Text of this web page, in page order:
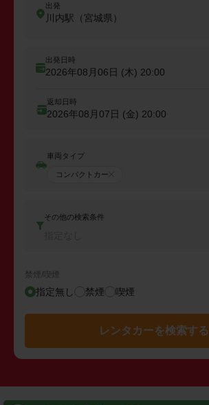
出発
川内駅（宮城県）
出発日時
2026年08月06日 (木) 20:00
返却日時
2026年08月07日 (金) 20:00
車両タイプ
コンパクトカー
その他の検索条件
禁煙/喫煙
指定無し 禁煙 喫煙
レンタカーを検索する